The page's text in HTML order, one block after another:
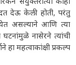
देऊ केली होती, परंतु
येत असल्याने आणि त्या
घटनांमुळे नासेरने त्यांची
हा महत्वाकांक्षी प्रकल्प